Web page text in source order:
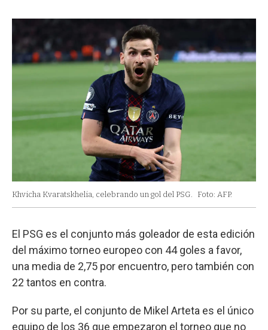
Khvicha Kvaratskhelia, celebrando un gol del PSG. Foto: AFP.
El PSG es el conjunto más goleador de esta edición
del máximo torneo europeo con 44 goles a favor,
una media de 2,75 por encuentro, pero también con
22 tantos en contra.
Por su parte, el conjunto de Mikel Arteta es el único
equipo de los 36 que empezaron el torneo que no